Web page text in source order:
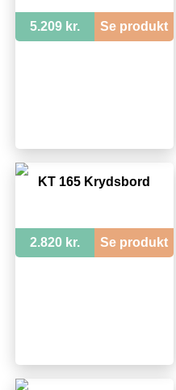
5.209 kr. Se produkt
KT 165 Krydsbord
2.820 kr. Se produkt